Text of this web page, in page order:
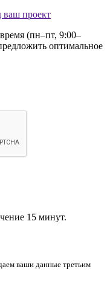
ваш проект
(пн–пт, 9:00–
оптимальное
15 минут.
ваши данные третьим